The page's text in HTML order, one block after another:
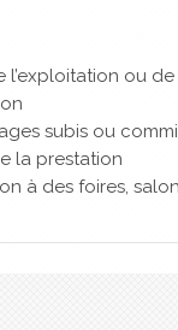
ou de
subis ou
la prestation
à des foires,